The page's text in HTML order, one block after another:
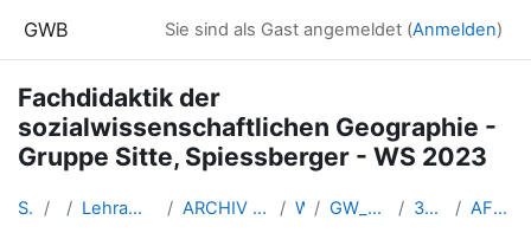
GWB Sie sind als Gast angemeldet (Anmelden)
Fachdidaktik der
sozialwissenschaftlichen Geographie -
Gruppe Sitte, Spiessberger - WS 2023
Startseite Kurse Lehramtsausbildung GW im Cluster Österreich Mitte ARCHIV - Lehrveranstaltungen am Standort Linz - seit 2016 WS_2023/24 GW_SowiGeo_Fachdidaktik_Sitte_2023ws 3_ Fr. 10. November. 2023 AFRIKA Bevölkerung 1950 bis ....